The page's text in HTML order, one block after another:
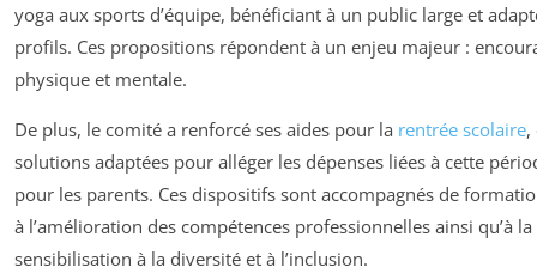
yoga aux sports d’équipe, bénéficiant à un public large et
profils. Ces propositions répondent à un enjeu majeur :
physique et mentale.
De plus, le comité a renforcé ses aides pour la rentrée scolaire,
solutions adaptées pour alléger les dépenses liées à cette
pour les parents. Ces dispositifs sont accompagnés de
à l’amélioration des compétences professionnelles ainsi qu’à la
sensibilisation à la diversité et à l’inclusion.